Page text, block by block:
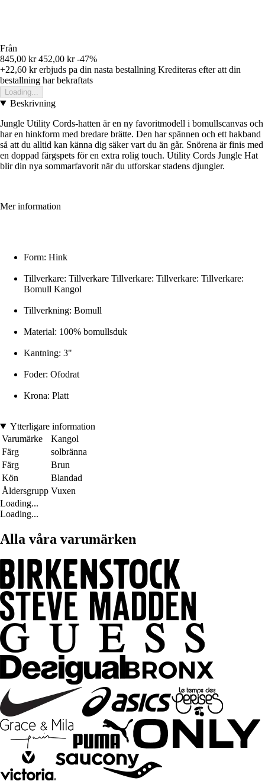
Från
845,00 kr 452,00 kr -47%
+22,60 krerbjuds pa din nasta bestallning Krediteras efter att din
bestallning har bekraftats
Loading...
Beskrivning
Jungle Utility Cords-hatten är en ny favoritmodell i bomullscanvas och
har en hinkform med bredare brätte. Den har spännen och ett hakband
så att du alltid kan känna dig säker vart du än går. Snörena är finis med
en doppad färgspets för en extra rolig touch. Utility Cords Jungle Hat
blir din nya sommarfavorit när du utforskar stadens djungler.
Mer information
Form: Hink
Tillverkare: Tillverkare Tillverkare: Tillverkare: Tillverkare:
Bomull Kangol
Tillverkning: Bomull
Material: 100% bomullsduk
Kantning: 3"
Foder: Ofodrat
Krona: Platt
Ytterligare information
Varumärke
Kangol
Färg
solbränna
Färg
Brun
Kön
Blandad
Åldersgrupp Vuxen
Loading...
Loading...
Alla våra varumärken